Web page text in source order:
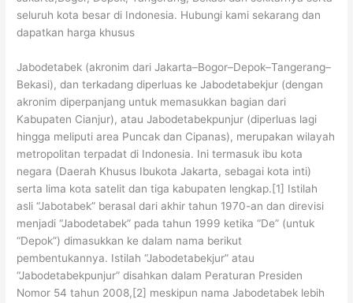
seluruh kota besar di Indonesia. Hubungi kami sekarang dan
dapatkan harga khusus
Jabodetabek (akronim dari Jakarta–Bogor–Depok–Tangerang–
Bekasi), dan terkadang diperluas ke Jabodetabekjur (dengan
akronim diperpanjang untuk memasukkan bagian dari
Kabupaten Cianjur), atau Jabodetabekpunjur (diperluas lagi
hingga meliputi area Puncak dan Cipanas), merupakan wilayah
metropolitan terpadat di Indonesia. Ini termasuk ibu kota
negara (Daerah Khusus Ibukota Jakarta, sebagai kota inti)
serta lima kota satelit dan tiga kabupaten lengkap.[1] Istilah
asli “Jabotabek” berasal dari akhir tahun 1970-an dan direvisi
menjadi “Jabodetabek” pada tahun 1999 ketika “De” (untuk
“Depok”) dimasukkan ke dalam nama berikut
pembentukannya. Istilah “Jabodetabekjur” atau
“Jabodetabekpunjur” disahkan dalam Peraturan Presiden
Nomor 54 tahun 2008,[2] meskipun nama Jabodetabek lebih